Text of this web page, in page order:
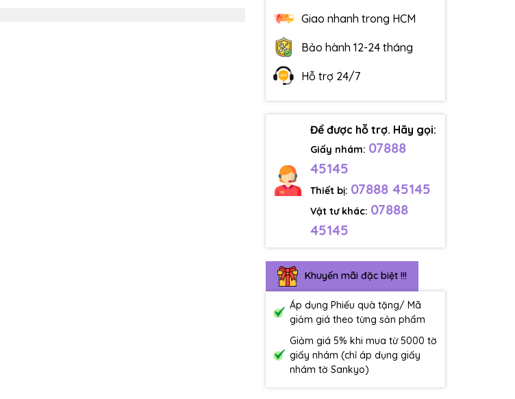
Giao nhanh trong HCM
Bảo hành 12-24 tháng
Hỗ trợ 24/7
Để được hỗ trợ. Hãy gọi:
Giấy nhám: 07888
45145
Thiết bị: 07888 45145
Vật tư khác: 07888
45145
Khuyến mãi đặc biệt !!!
Áp dụng Phiếu quà tặng/ Mã
giảm giá theo từng sản phẩm
Giảm giá 5% khi mua từ 5000 tờ
giấy nhám (chỉ áp dụng giấy
nhám tờ Sankyo)